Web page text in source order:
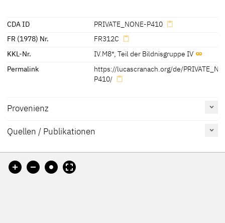
CDA ID
PRIVATE_NONE-P410
FR (1978) Nr.
FR312C
KKL-Nr.
IV.M8*,Teil der Bildnisgruppe IV
Permalink
https://lucascranach.org/de/
P410/
Provenienz
[KKL 2022, Archiv Julius Böhler, Nr. 28-66, Zentralinstitut für
Kunstgeschichte, München]
Quellen / Publikationen
Friedländer, Rosenberg